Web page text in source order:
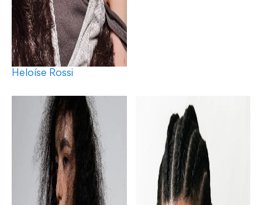
Heloíse Rossi